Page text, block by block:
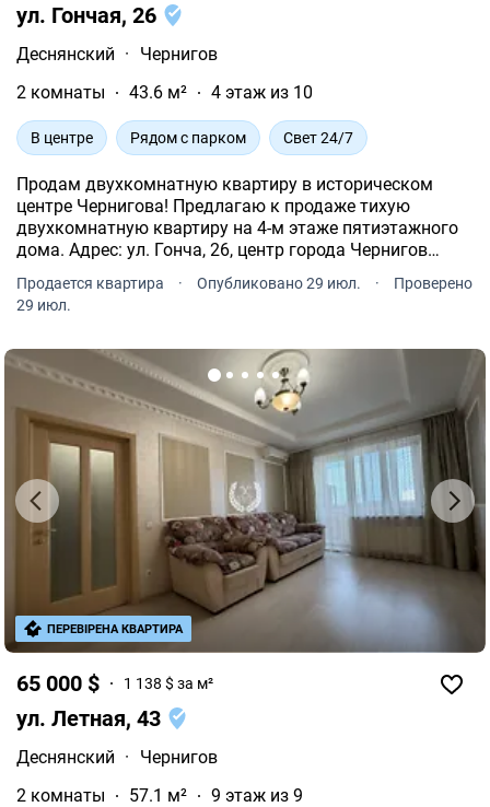
ул. Гончая, 26
Деснянский ·
Чернигов
2 комнаты
43.6 м² 4 этаж из 10
В центре Рядом с парком Свет 24/7
Продам двухкомнатную квартиру в историческом
центре Чернигова! Предлагаю к продаже тихую
двухкомнатную квартиру на 4-м этаже пятиэтажного
дома. Адрес: ул. Гонча, 26, центр города Чернигов
идеальное расположение рядом со всеми
необходимыми удобствами, парками и
достопримечательностями.
Продается квартира · Опубликовано 29 июл. ·
Проверено
29 июл.
65 000 $ 1 138 $ за м²
ул. Летная, 43
Деснянский ·
Чернигов
2 комнаты
57.1 м² 9 этаж из 9
ПЕРЕВІРЕНА КВАРТИРА